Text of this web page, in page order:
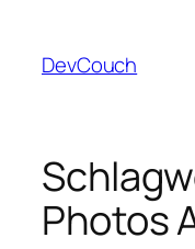
springen
DevCouch
Photos